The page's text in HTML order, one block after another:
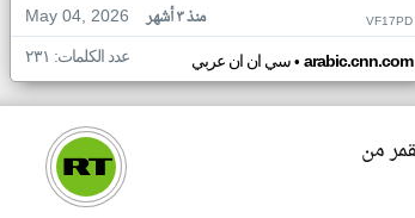
May 04, 2026
منذ ٣ أشهر VF17PD
سي ان ان عربي• arabic.cnn.com عدد الكلمات: ٢٣١
من